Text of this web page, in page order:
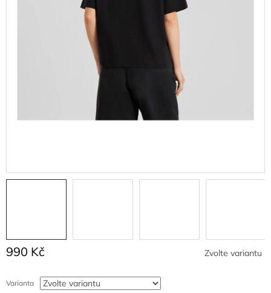
990 Kč
cena:
Zvolte variantu
Varianta